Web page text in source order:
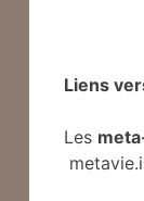
Liens
Les